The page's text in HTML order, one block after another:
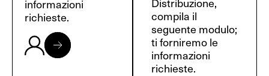
informazioni
richieste.
compila il
seguente modulo;
ti forniremo le
informazioni
richieste.